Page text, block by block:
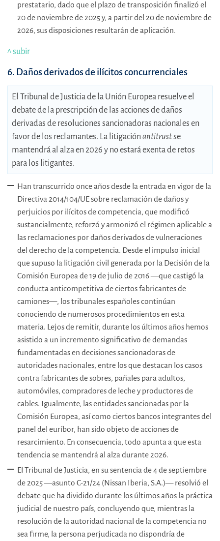
prestatario, dado que el plazo de transposición finalizó el
20 de noviembre de 2025 y, a partir del 20 de noviembre de
2026, sus disposiciones resultarán de aplicación
^ subir
6. Daños derivados de ilícitos concurrenciales
El Tribunal de Justicia de la Unión Europea resuelve el
debate de la prescripción de las acciones de daños
derivadas de resoluciones sancionadoras nacionales en
favor de los reclamantes. La litigaciónantitrustse
mantendrá al alza en 2026 y no estará exenta de retos
para los litigantes.
Han transcurrido once años desde la entrada en vigor de la
Directiva 2014/104/UE sobre reclamación de daños y
perjuicios por ilícitos de competencia, que modificó
sustancialmente, reforzó y armonizó el régimen aplicable a
las reclamaciones por daños derivados de vulneraciones
del derecho de la competencia. Desde el impulso inicial
que supuso la litigación civil generada por la Decisión de la
Comisión Europea de 19 de julio de 2016 —‍que castigó la
conducta anticompetitiva de ciertos fabricantes de
camiones—, los tribunales españoles continúan
conociendo de numerosos procedimientos en esta
materia. Lejos de remitir, durante los últimos años hemos
asistido a un incremento significativo de demandas
fundamentadas en decisiones sancionadoras de
autoridades nacionales, entre los que destacan los casos
contra fabricantes de sobres, pañales para adultos,
automóviles, compradores de leche y productores de
cables. Igualmente, las entidades sancionadas por la
Comisión Europea, así como ciertos bancos integrantes del
panel del euríbor, han sido objeto de acciones de
resarcimiento. En consecuencia, todo apunta a que esta
tendencia se mantendrá al alza durante 2026.
El Tribunal de Justicia, en su sentencia de 4 de septiembre
de 2025 —asunto C-21/24 (Nissan Iberia, S.A.)— resolvió el
debate que ha dividido durante los últimos años la práctica
judicial de nuestro país, concluyendo que, mientras la
resolución de la autoridad nacional de la competencia no
sea firme, la persona perjudicada no dispondría de